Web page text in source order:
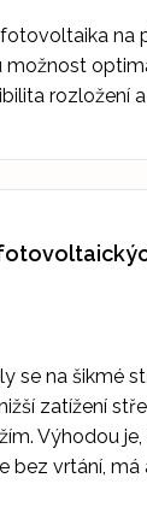
na
rozložení
se na šikmé
zatížení
Výhodou
bez vrtání, má